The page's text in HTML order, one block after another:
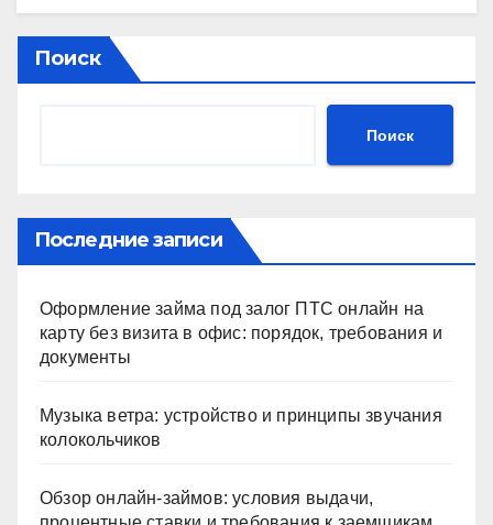
n
o
kl
ki
at
s
A
er
e
a
р
в
ть
Поиск
Поиск
Последние записи
Оформление займа под залог ПТС онлайн на
карту без визита в офис: порядок, требования и
документы
Музыка ветра: устройство и принципы звучания
колокольчиков
Обзор онлайн-займов: условия выдачи,